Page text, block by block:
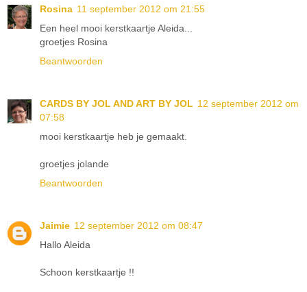
Rosina 11 september 2012 om 21:55
Een heel mooi kerstkaartje Aleida...
groetjes Rosina
Beantwoorden
CARDS BY JOL AND ART BY JOL 12 september 2012 om
07:58
mooi kerstkaartje heb je gemaakt.
groetjes jolande
Beantwoorden
Jaimie 12 september 2012 om 08:47
Hallo Aleida
Schoon kerstkaartje !!